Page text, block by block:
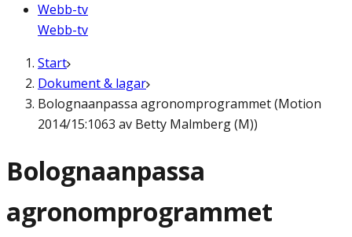
Webb-tv
Webb-tv
Start
Dokument & lagar
Bolognaanpassa agronomprogrammet (Motion
2014/15:1063 av Betty Malmberg (M))
Bolognaanpassa
agronomprogrammet